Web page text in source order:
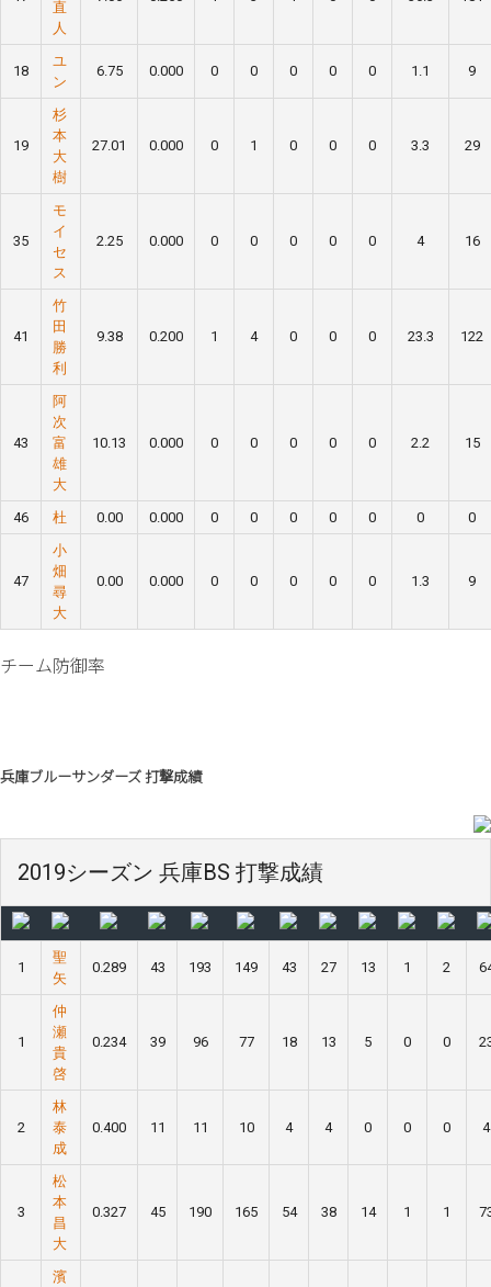
直
人
18
ユ
ン
6.75 0.000 0 0 0 0 0 1.1 9
19
杉
本
大
樹
27.01 0.000 0 1 0 0 0 3.3 29
35
モ
イ
セ
ス
2.25 0.000 0 0 0 0 0 4 16
41
竹
田
勝
利
9.38 0.200 1 4 0 0 0 23.3 122
43
阿
次
富
雄
大
10.13 0.000 0 0 0 0 0 2.2 15
46 杜 0.00 0.000 0 0 0 0 0 0 0
47
小
畑
尋
大
0.00 0.000 0 0 0 0 0 1.3 9
チーム防御率
兵庫ブルーサンダーズ 打撃成績
2019シーズン 兵庫BS 打撃成績
1
聖
矢
0.289 43 193 149 43 27 13 1 2
1
仲
瀬
貴
啓
0.234 39 96 77 18 13 5 0 0
2
林
泰
成
0.400 11 11 10 4 4 0 0 0 4
3
松
本
昌
大
0.327 45 190 165 54 38 14 1 1
濱